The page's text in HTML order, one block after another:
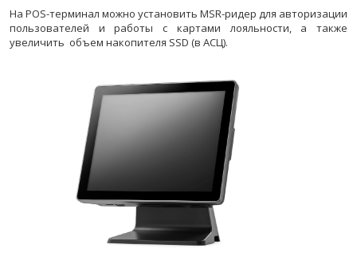
На POS-терминал можно установить MSR-ридер для авторизации
пользователей и работы с картами лояльности, а также
увеличить объем накопителя SSD (в АСЦ).